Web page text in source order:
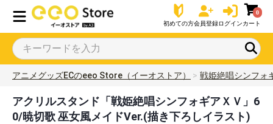
初めての方会員登録ログイン
0
カート
アニメグッズECのeeo Store（イーオストア） 戦姫絶唱シンフォ
アクリルスタンド「戦姫絶唱シンフォギアＸＶ」6
0/暁切歌 巫女風メイドVer.(描き下ろしイラスト)